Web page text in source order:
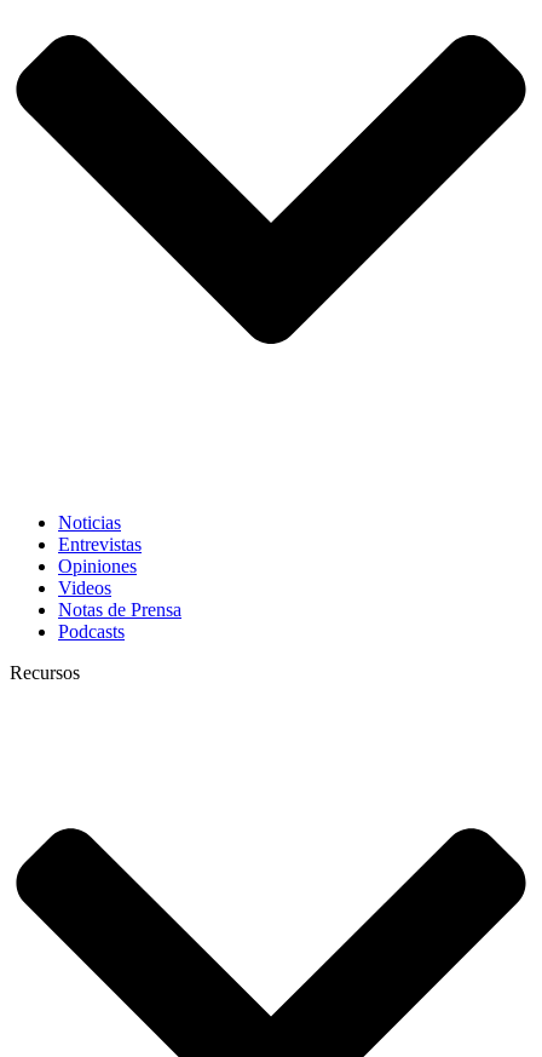
Noticias
Entrevistas
Opiniones
Videos
Notas de Prensa
Podcasts
Recursos